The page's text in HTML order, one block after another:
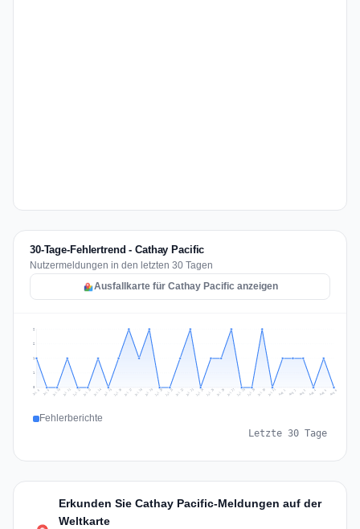
30-Tage-Fehlertrend - Cathay Pacific
Nutzermeldungen in den letzten 30 Tagen
Ausfallkarte für Cathay Pacific anzeigen
1
1
2
2
Jul 8 Jul 9 Jul 10 Jul 11 Jul 12 Jul 13 Jul 14 Jul 15 Jul 16 Jul 17 Jul 18 Jul 19 Jul 20 Jul 21 Jul 22 Jul 23 Jul 24 Jul 25 Jul 26 Jul 27 Jul 28 Jul 29 Jul 30 Jul 31 Aug 1 Aug 2 Aug 3 Aug 4 Aug 5 Aug 6
Fehlerberichte
Letzte 30 Tage
Erkunden Sie Cathay Pacific-Meldungen auf der
Weltkarte